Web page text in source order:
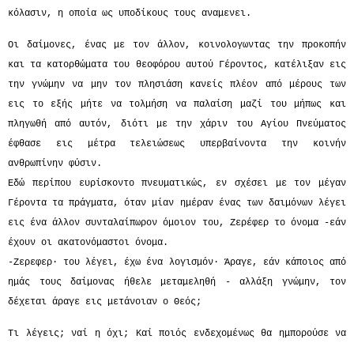
κόλασιν, η οποία ως υποδίκους τους αναμενει.
Οι δαίμονες, ένας με τον άλλον, κοινολογωντας την προκοπήν
και τα κατορθώματα του θεοφόρου αυτού Γέροντος, κατέλιξαν εις
την γνώμην να μην τον πλησιάση κανείς πλέον από μέρους των
εις το εξής μήτε να τολμήση να παλαίση μαζί του μήπως και
πληγωθή από αυτόν, διότι με την χάριν του Αγίου Πνεύματος
έφθασε εις μέτρα τελειώσεως υπερβαίνοντα την κοινήν
ανθρωπίνην φύσιν.
Εδώ περίπου ευρίσκοντο πνευματικώς, εν σχέσει με τον μέγαν
Γέροντα τα πράγματα, όταν μίαν ημέραν ένας των δαιμόνων λέγει
εις ένα άλλον συνταλαίπωρον όμοιον του, Ζερέφερ το όνομα -εάν
έχουν οι ακατονόμαστοι όνομα.
-Ζερεφερ· του λέγει, έχω ένα λογισμόν· Άραγε, εάν κάποιος από
ημάς τους δαίμονας ήθελε μεταμεληθή - αλλάξη γνώμην, τον
δέχεται άραγε εις μετάνοιαν ο Θεός;
Τι λέγεις; ναί η όχι; Καί ποιός ενδεχομένως θα ημπορούσε να